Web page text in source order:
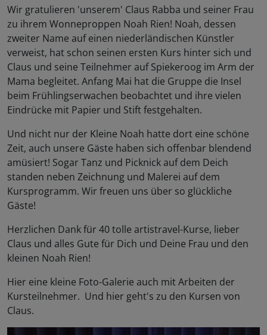
Wir gratulieren 'unserem' Claus Rabba und seiner Frau
zu ihrem Wonneproppen Noah Rien! Noah, dessen
zweiter Name auf einen niederländischen Künstler
verweist, hat schon seinen ersten Kurs hinter sich und
Claus und seine Teilnehmer auf Spiekeroog im Arm der
Mama begleitet. Anfang Mai hat die Gruppe die Insel
beim Frühlingserwachen beobachtet und ihre vielen
Eindrücke mit Papier und Stift festgehalten.
Und nicht nur der Kleine Noah hatte dort eine schöne
Zeit, auch unsere Gäste haben sich offenbar blendend
amüsiert! Sogar Tanz und Picknick auf dem Deich
standen neben Zeichnung und Malerei auf dem
Kursprogramm. Wir freuen uns über so glückliche
Gäste!
Herzlichen Dank für 40 tolle artistravel-Kurse, lieber
Claus und alles Gute für Dich und Deine Frau und den
kleinen Noah Rien!
Hier eine kleine Foto-Galerie auch mit Arbeiten der
Kursteilnehmer. Und hier geht's zu den Kursen von
Claus.